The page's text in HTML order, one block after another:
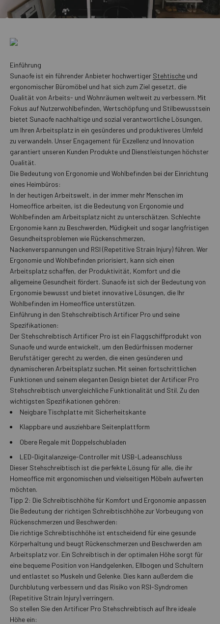
Einführung
Sunaofe ist ein führender Anbieter hochwertiger Stehtische und
ergonomischer Büromöbel und hat sich zum Ziel gesetzt, die
Qualität von Arbeits- und Wohnräumen weltweit zu verbessern. Mit
Fokus auf Nutzerwohlbefinden, Wertschöpfung und Stilbewusstsein
bietet Sunaofe nachhaltige und sozial verantwortliche Lösungen,
um Ihren Arbeitsplatz in ein gesünderes und produktiveres Umfeld
zu verwandeln. Unser Engagement für Exzellenz und Innovation
garantiert unseren Kunden Produkte und Dienstleistungen höchster
Qualität.
Die Bedeutung von Ergonomie und Wohlbefinden bei der Einrichtung
eines Heimbüros:
In der heutigen Arbeitswelt, in der immer mehr Menschen im
Homeoffice arbeiten, ist die Bedeutung von Ergonomie und
Wohlbefinden am Arbeitsplatz nicht zu unterschätzen. Schlechte
Ergonomie kann zu Beschwerden, Müdigkeit und sogar langfristigen
Gesundheitsproblemen wie Rückenschmerzen,
Nackenverspannungen und RSI (Repetitive Strain Injury) führen. Wer
Ergonomie und Wohlbefinden priorisiert, kann sich einen
Arbeitsplatz schaffen, der Produktivität, Komfort und die
allgemeine Gesundheit fördert. Sunaofe ist sich der Bedeutung von
Ergonomie bewusst und bietet innovative Lösungen, die Ihr
Wohlbefinden im Homeoffice unterstützen.
Einführung in den Stehschreibtisch Artificer Pro und seine
Spezifikationen:
Der Stehschreibtisch Artificer Pro ist ein Flaggschiffprodukt von
Sunaofe und wurde entwickelt, um den Bedürfnissen moderner
Berufstätiger gerecht zu werden, die einen gesünderen und
dynamischeren Arbeitsplatz suchen. Mit seinen fortschrittlichen
Funktionen und seinem eleganten Design bietet der Artificer Pro
Stehschreibtisch unvergleichliche Funktionalität und Stil. Zu den
wichtigsten Spezifikationen gehören:
Neigbare Tischplatte mit Sicherheitskante
Klappbare und ausziehbare Seitenplattform
Obere Regale mit Doppelschubladen
LED-Digitalanzeige-Controller mit USB-Ladeanschluss
Dieser Stehschreibtisch ist die perfekte Lösung für alle, die ihr
Homeoffice mit ergonomischen und vielseitigen Möbeln aufwerten
möchten.
Tipp 2: Die Schreibtischhöhe für Komfort und Ergonomie anpassen
Die Bedeutung der richtigen Schreibtischhöhe zur Vorbeugung von
Rückenschmerzen und Beschwerden:
Die richtige Schreibtischhöhe ist entscheidend für eine gesunde
Körperhaltung und beugt Rückenschmerzen und Beschwerden am
Arbeitsplatz vor. Ein Schreibtisch in der optimalen Höhe sorgt für
eine bequeme Position von Handgelenken, Ellbogen und Schultern
und entlastet so Muskeln und Gelenke. Dies kann außerdem die
Durchblutung verbessern und das Risiko von RSI-Syndromen
(Repetitive Strain Injury) verringern.
So stellen Sie den Artificer Pro Stehschreibtisch auf Ihre ideale
Höhe ein: